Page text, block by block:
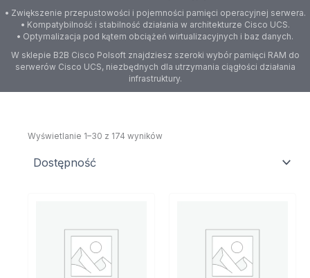
• Zwiększenie przepustowości i pojemności pamięci operacyjnej serwera.
• Kompatybilność i stabilność działania w architekturze Cisco UCS.
• Optymalizacja pod kątem obciążeń wirtualizacyjnych i baz danych.
W sklepie B2B Cisco Polsoft znajdziesz szeroki wybór pamięci RAM do
serwerów Cisco UCS, niezbędnych dla utrzymania ciągłości działania
infrastruktury.
Wyświetlanie 1–30 z 174 wyników